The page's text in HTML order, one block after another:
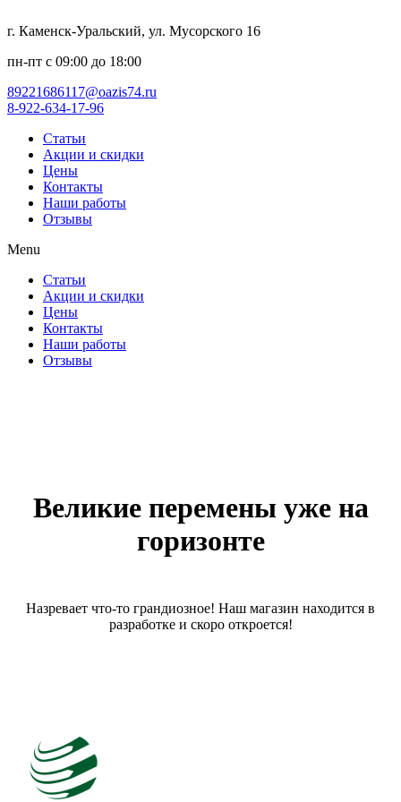
г. Каменск-Уральский, ул. Мусорского 16
пн-пт с 09:00 до 18:00
89221686117@oazis74.ru
8-922-634-17-96
Статьи
Акции и скидки
Цены
Контакты
Наши работы
Отзывы
Menu
Статьи
Акции и скидки
Цены
Контакты
Наши работы
Отзывы
Великие перемены уже на
горизонте
Назревает что-то грандиозное! Наш магазин находится в
разработке и скоро откроется!